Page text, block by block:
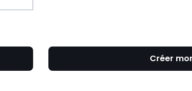
Créer